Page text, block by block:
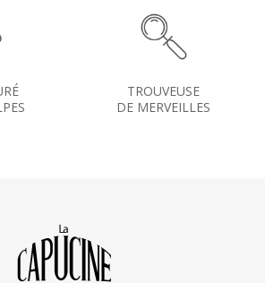
TROUVEUSE
DE MERVEILLES